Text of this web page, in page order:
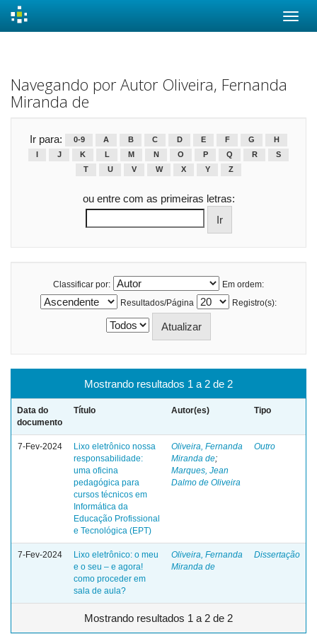
Navegando por Autor Oliveira, Fernanda
Miranda de
Ir para: 0-9 A B C D E F G
H
J K L M N O P Q R
S
T
U V W X Y Z
ou entre com as primeiras letras:
Classificar por:
Em ordem:
Resultados/Página
Registro(s):
Mostrando resultados 1 a 2 de 2
Data do
documento
Título Autor(es) Tipo
7-Fev-2024
Lixo eletrônico nossa
responsabilidade:
uma oficina
pedagógica para
cursos técnicos em
Informática da
Educação Profissional
e Tecnológica (EPT)
Oliveira, Fernanda
Miranda de;
Marques, Jean
Dalmo de Oliveira
Outro
7-Fev-2024
Lixo eletrônico: o meu
e o seu – e agora!
como proceder em
sala de aula?
Oliveira, Fernanda
Miranda de
Dissertação
Mostrando resultados 1 a 2 de 2